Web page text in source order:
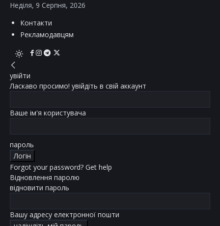
Неділя, 9 Серпня, 2026
Контакти
Рекламодавцям
увійти
Ласкаво просимо! увійдіть в свій аккаунт
Ваше ім'я користувача
пароль
Forgot your password? Get help
Відновлення паролю
відновити пароль
Вашу адресу електронної пошти